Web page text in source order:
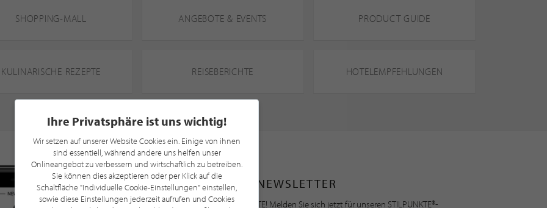
SHOPPING-MALL ANGEBOTE & EVENTS PRODUCT GUIDE
KULINARISCHE REZEPTE REISEBERICHTE HOTELEMPFEHLUNGEN
NEWSLETTER
Bleiben Sie immer UP TO DATE! Melden Sie sich jetzt für unseren STILPUNKTE®-
Ihre Privatsphäre ist uns wichtig!
Wir setzen auf unserer Website Cookies ein. Einige von ihnen
sind essentiell, während andere uns helfen unser
Onlineangebot zu verbessern und wirtschaftlich zu betreiben.
Sie können dies akzeptieren oder per Klick auf die
Schaltfläche "Individuelle Cookie-Einstellungen" einstellen,
sowie diese Einstellungen jederzeit aufrufen und Cookies